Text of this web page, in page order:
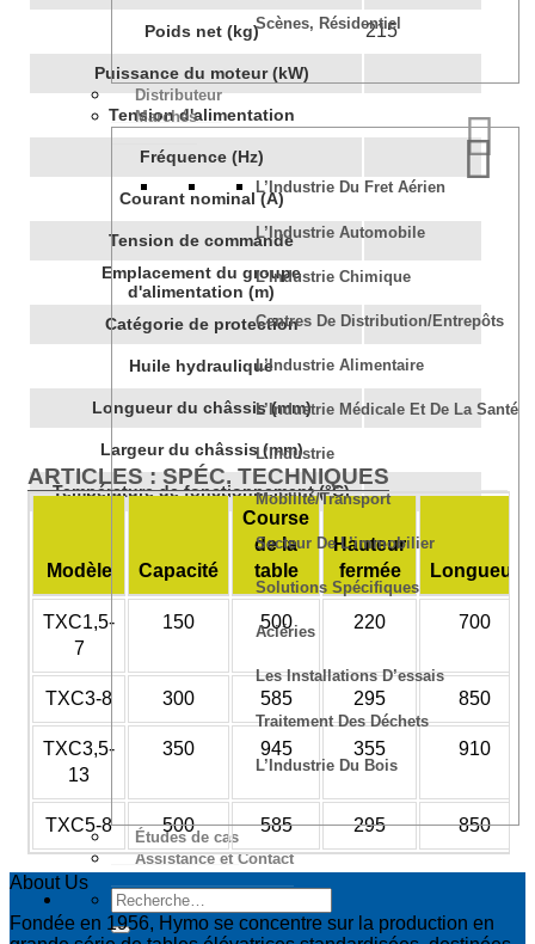
Scènes, Résidentiel
Distributeur
Marchés
L’Industrie Du Fret Aérien
L’Industrie Automobile
L’Industrie Chimique
Centres De Distribution/Entrepôts
L’Industrie Alimentaire
L’Industrie Médicale Et De La Santé
L’Industrie
Mobilité/transport
Secteur De L’immobilier
Solutions Spécifiques
Aciéries
Les Installations D’essais
Traitement Des Déchets
L’Industrie Du Bois
Études de cas
Assistance et Contact
Poids net (kg) 215
Puissance du moteur (kW)
Tension d'alimentation
Fréquence (Hz)
Courant nominal (A)
Tension de commande
Emplacement du groupe
d'alimentation (m)
Catégorie de protection
Huile hydraulique
Longueur du châssis (mm)
Largeur du châssis (mm)
Température de fonctionnement (°C)
ARTICLES : SPÉC. TECHNIQUES
Modèle Capacité
Course
de la
table
Hauteur
fermée
Longueur
TXC1,5-
7
150 500 220 700
TXC3-8 300 585 295 850
TXC3,5-
13
350 945 355 910
TXC5-8 500 585 295 850
About Us
Fondée en 1956, Hymo se concentre sur la production en